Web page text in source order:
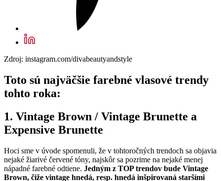
Zdroj: instagram.com/divabeautyandstyle
Toto sú najväčšie farebné vlasové trendy
tohto roka:
1. Vintage Brown / Vintage Brunette a
Expensive Brunette
Hoci sme v úvode spomenuli, že v tohtoročných trendoch sa objavia
nejaké žiarivé červené tóny, najskôr sa pozrime na nejaké menej
nápadné farebné odtiene. Jedným z TOP trendov bude Vintage
Brown, čiže vintage hnedá, resp. hnedá inšpirovaná staršími